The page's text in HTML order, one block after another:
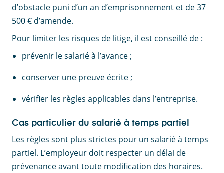
d’obstacle puni d’un an d’emprisonnement et de 37
500 € d’amende.
Pour limiter les risques de litige, il est conseillé de :
prévenir le salarié à l’avance ;
conserver une preuve écrite ;
vérifier les règles applicables dans l’entreprise.
Cas particulier du salarié à temps partiel
Les règles sont plus strictes pour un salarié à temps
partiel. L’employeur doit respecter un délai de
prévenance avant toute modification des horaires.